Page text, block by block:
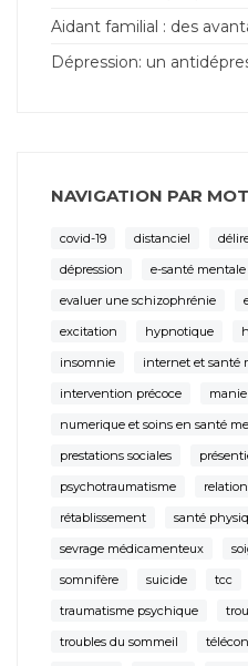
Aidant familial : des
Dépression: un
NAVIGATION PAR
covid-19 distanciel
dépression
e-santé mentale
evaluer une schizophrénie
excitation
hypnotique
insomnie
internet et santé
intervention précoce
manie
numerique et soins en santé
prestations sociales
psychotraumatisme
rétablissement
santé
sevrage médicamenteux
somnifère
suicide tcc
traumatisme psychique
troubles du sommeil